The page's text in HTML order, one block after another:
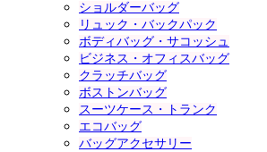
ショルダーバッグ
リュック・バックパック
ボディバッグ・サコッシュ
ビジネス・オフィスバッグ
クラッチバッグ
ボストンバッグ
スーツケース・トランク
エコバッグ
バッグアクセサリー